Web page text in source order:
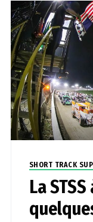
SHORT TRACK
La